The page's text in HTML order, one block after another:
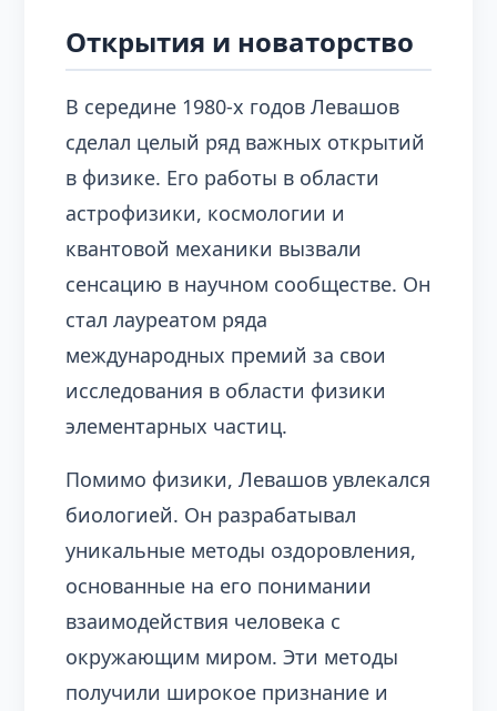
Открытия и новаторство
В середине 1980-х годов Левашов
сделал целый ряд важных открытий
в физике. Его работы в области
астрофизики, космологии и
квантовой механики вызвали
сенсацию в научном сообществе. Он
стал лауреатом ряда
международных премий за свои
исследования в области физики
элементарных частиц.
Помимо физики, Левашов увлекался
биологией. Он разрабатывал
уникальные методы оздоровления,
основанные на его понимании
взаимодействия человека с
окружающим миром. Эти методы
получили широкое признание и